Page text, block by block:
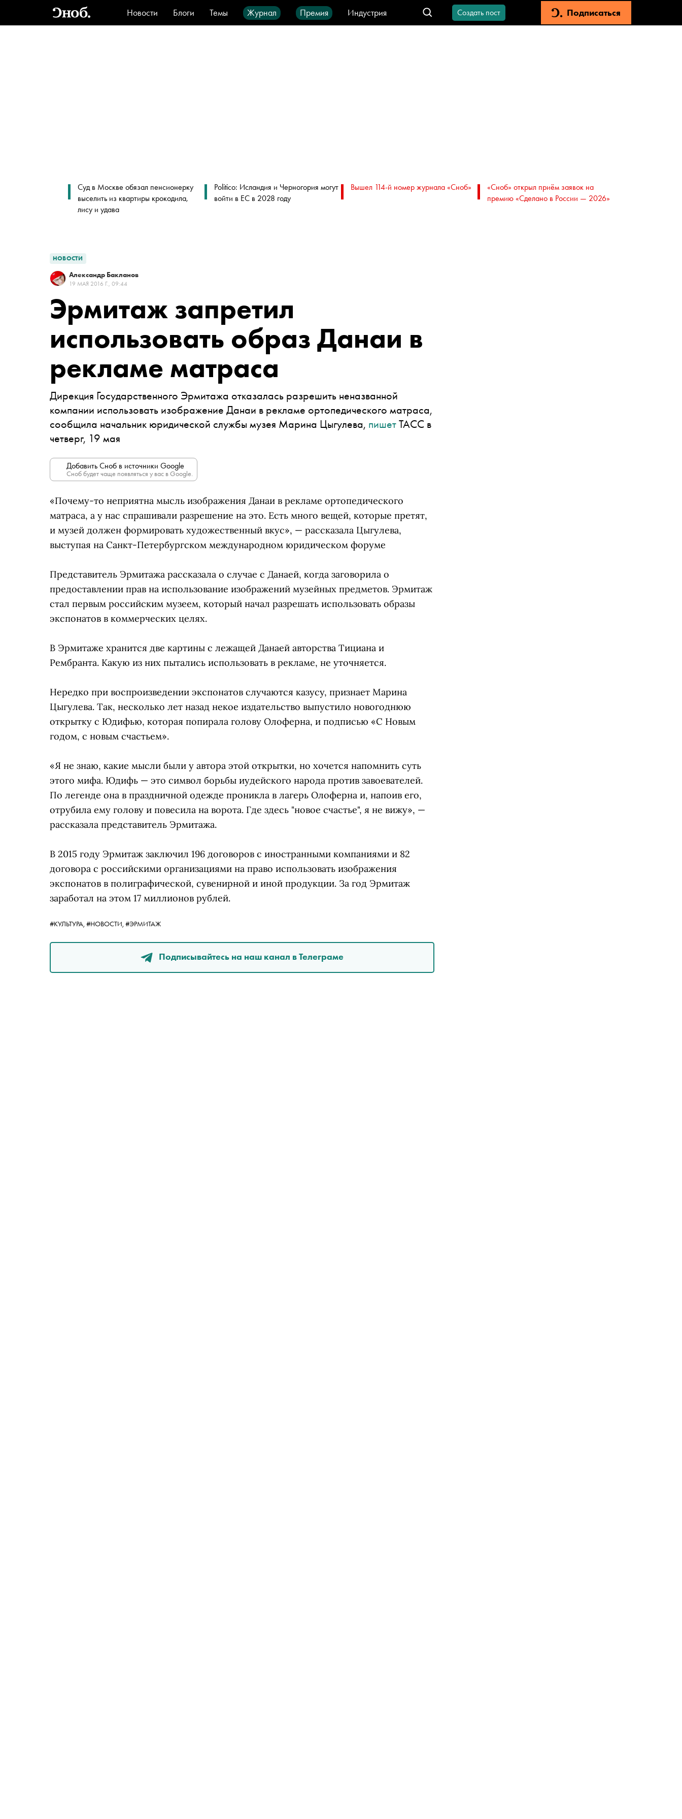
Новости Блоги Темы Журнал Премия
Индустрия
Стиль
Видео Город IT-продукты
Создать пост Подписаться
Суд в Москве обязал пенсионерку
выселить из квартиры крокодила,
лису и удава
Politico: Исландия и Черногория могут
войти в ЕС в 2028 году
Вышел 114-й номер журнала «Сноб»
«Сноб» открыл приём заявок на
премию «Сделано в России — 2026»
НОВОСТИ
Александр Бакланов
19 МАЯ 2016 Г., 09:44
Эрмитаж запретил
использовать образ Данаи в
рекламе матраса
Дирекция Государственного Эрмитажа отказалась разрешить неназванной
компании использовать изображение Данаи в рекламе ортопедического матраса,
сообщила начальник юридической службы музея Марина Цыгулева, пишетТАСС в
четверг, 19 мая
Добавить Сноб в источники Google
Сноб будет чаще появляться у вас в Google.
«Почему-то неприятна мысль изображения Данаи в рекламе ортопедического
матраса, а у нас спрашивали разрешение на это. Есть много вещей, которые претят,
и музей должен формировать художественный вкус», — рассказала Цыгулева,
выступая на Санкт-Петербургском международном юридическом форуме
Представитель Эрмитажа рассказала о случае с Данаей, когда заговорила о
предоставлении прав на использование изображений музейных предметов. Эрмитаж
стал первым российским музеем, который начал разрешать использовать образы
экспонатов в коммерческих целях.
В Эрмитаже хранится две картины с лежащей Данаей авторства Тициана и
Рембранта. Какую из них пытались использовать в рекламе, не уточняется.
Нередко при воспроизведении экспонатов случаются казусу, признает Марина
Цыгулева. Так, несколько лет назад некое издательство выпустило новогоднюю
открытку с Юдифью, которая попирала голову Олоферна, и подписью «С Новым
годом, с новым счастьем».
«Я не знаю, какие мысли были у автора этой открытки, но хочется напомнить суть
этого мифа. Юдифь — это символ борьбы иудейского народа против завоевателей.
По легенде она в праздничной одежде проникла в лагерь Олоферна и, напоив его,
отрубила ему голову и повесила на ворота. Где здесь "новое счастье", я не вижу», —
рассказала представитель Эрмитажа.
В 2015 году Эрмитаж заключил 196 договоров с иностранными компаниями и 82
договора с российскими организациями на право использовать изображения
экспонатов в полиграфической, сувенирной и иной продукции. За год Эрмитаж
заработал на этом 17 миллионов рублей.
#КУЛЬТУРА, #НОВОСТИ, #ЭРМИТАЖ
Подписывайтесь на наш канал в Телеграме